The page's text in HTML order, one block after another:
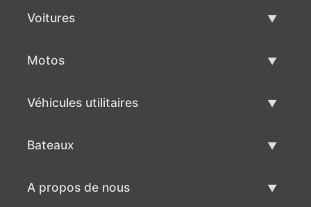
Voitures
Motos
Véhicules utilitaires
Bateaux
A propos de nous